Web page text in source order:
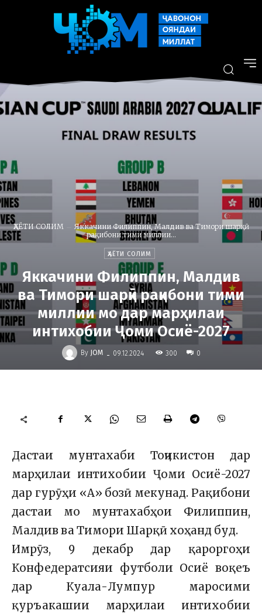
ҲАЁТИ СОЛИМ
Яккачини Филиппин, Малдив ва Тимори шарқӣ
рақибони тими миллии...
ҲАЁТИ СОЛИМ
Яккачини Филиппин, Малдив
ва Тимори шарқӣ рақибони тими
миллии мо дар марҳилаи
интихобии Ҷоми Осиё-2027
By JOM - 09.12.2024 300 0
Дастаи мунтахаби Тоҷикистон дар
марҳилаи интихобии Ҷоми Осиё-2027
дар гурӯҳи «А» бозӣ мекунад. Рақибони
дастаи мо мунтахабҳои Филиппин,
Малдив ва Тимори Шарқӣ хоҳанд буд.
Имрӯз, 9 декабр дар қароргоҳи
Конфедератсияи футболи Осиё воқеъ
дар Куала-Лумпур маросими
қуръакашии марҳилаи интихобии